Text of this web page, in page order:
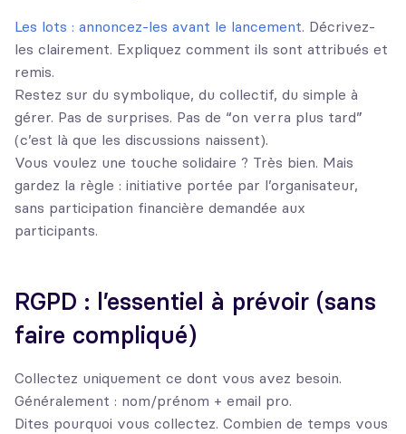
Les lots : annoncez-les avant le lancement. Décrivez-
les clairement. Expliquez comment ils sont attribués et
remis.
Restez sur du symbolique, du collectif, du simple à
gérer. Pas de surprises. Pas de “on verra plus tard”
(c’est là que les discussions naissent).
Vous voulez une touche solidaire ? Très bien. Mais
gardez la règle : initiative portée par l’organisateur,
sans participation financière demandée aux
participants.
RGPD : l’essentiel à prévoir (sans
faire compliqué)
Collectez uniquement ce dont vous avez besoin.
Généralement : nom/prénom + email pro.
Dites pourquoi vous collectez. Combien de temps vous